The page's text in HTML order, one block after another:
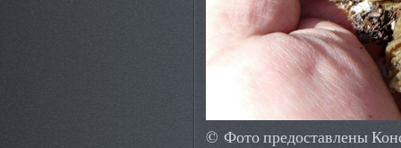
© Фото предоставлены